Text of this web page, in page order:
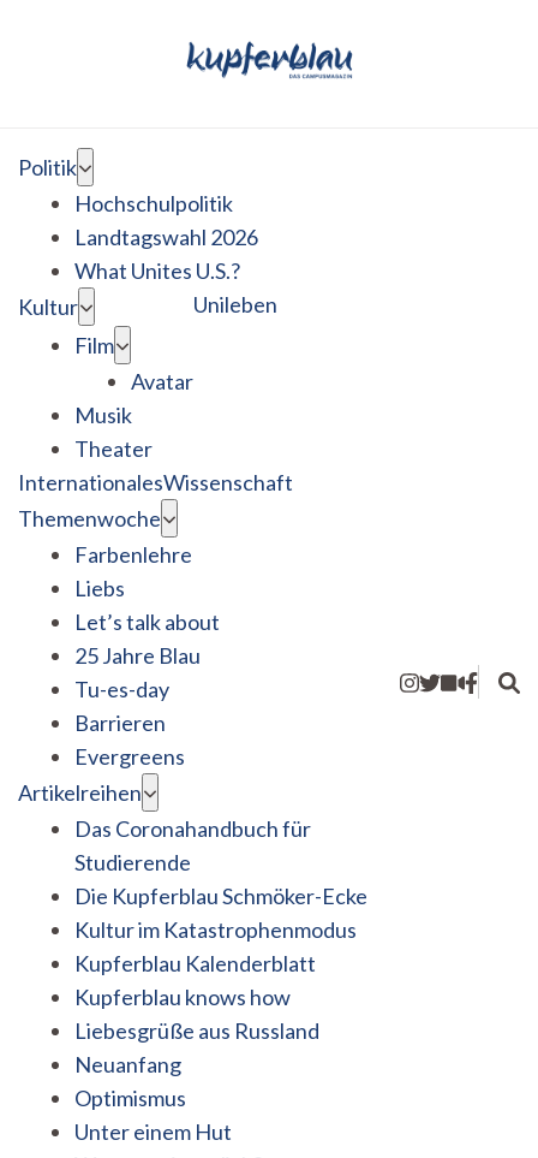
Politik
Hochschulpolitik
Landtagswahl 2026
What Unites U.S.?
Kultur
Film
Avatar
Musik
Theater
Unileben
InternationalesWissenschaft
Themenwoche
Farbenlehre
Liebs
Let’s talk about
25 Jahre Blau
Tu-es-day
Barrieren
Evergreens
Artikelreihen
Das Coronahandbuch für
Studierende
Die Kupferblau Schmöker-Ecke
Kultur im Katastrophenmodus
Kupferblau Kalenderblatt
Kupferblau knows how
Liebesgrüße aus Russland
Neuanfang
Optimismus
Unter einem Hut